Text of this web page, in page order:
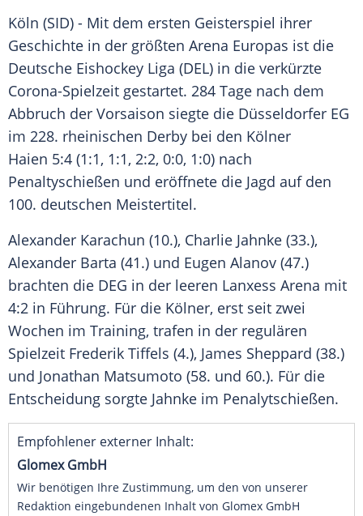
Köln (SID) - Mit dem ersten Geisterspiel ihrer
Geschichte in der größten Arena Europas ist die
Deutsche Eishockey Liga (DEL) in die verkürzte
Corona-Spielzeit gestartet. 284 Tage nach dem
Abbruch der Vorsaison siegte die Düsseldorfer EG
im 228. rheinischen Derby bei den Kölner
Haien 5:4 (1:1, 1:1, 2:2, 0:0, 1:0) nach
Penaltyschießen und eröffnete die Jagd auf den
100. deutschen Meistertitel.
Alexander Karachun (10.), Charlie Jahnke (33.),
Alexander Barta (41.) und Eugen Alanov (47.)
brachten die DEG in der leeren Lanxess Arena mit
4:2 in Führung. Für die Kölner, erst seit zwei
Wochen im Training, trafen in der regulären
Spielzeit Frederik Tiffels (4.), James Sheppard (38.)
und Jonathan Matsumoto (58. und 60.). Für die
Entscheidung sorgte Jahnke im Penalytschießen.
Empfohlener externer Inhalt:
Glomex GmbH
Wir benötigen Ihre Zustimmung, um den von unserer
Redaktion eingebundenen Inhalt von Glomex GmbH